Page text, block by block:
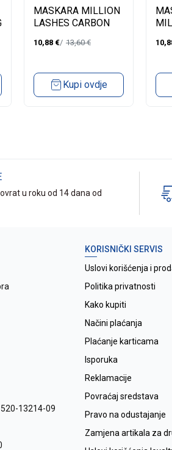
MASKARA MILLION
LASHES CARBON
10,88 € 13,60€
Kupi ovdje
u roku od 14 dana od
13214-09
KORISNIČKI SERVIS
Uslovi korišćenja i
Politika privatnosti
Kako kupiti
Načini plaćanja
Plaćanje karticama
Isporuka
Reklamacije
Povraćaj sredstava
Pravo na odustajanje
Zamjena artikala za